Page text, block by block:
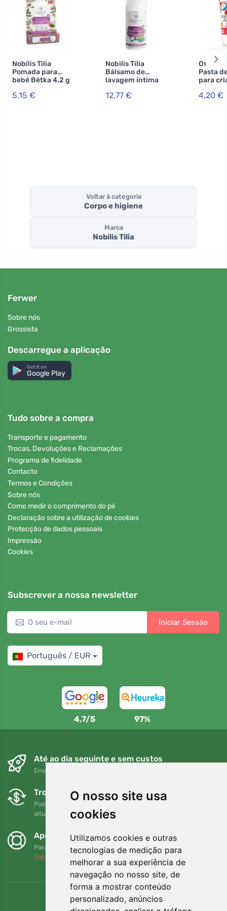
O nosso site usa
cookies
Utilizamos cookies e outras
tecnologias de medição para
melhorar a sua experiência de
navegação no nosso site, de
forma a mostrar conteúdo
personalizado, anúncios
Nobilis Tilia
Pomada para
bebé Bětka 4,2 g
5,15 €
Nobilis Tilia
Bálsamo de
lavagem íntima
Jůlinka 100 ml
12,77 €
Officina
Pasta
para
(75 ml)
4,20 €
Voltar à categoria
Corpo e higiene
Marca
Nobilis Tilia
Ferwer
Sobre nós
Grossista
Descarregue a aplicação
Get it on
Google Play
Tudo sobre a compra
Transporte e pagamento
Trocas, Devoluções e Reclamações
Programa de fidelidade
Contacto
Termos e Condições
Sobre nós
Como medir o comprimento do pé
Declaração sobre a utilização de cookies
Protecção de dados pessoais
Impressão
Cookies
Subscrever a nossa newsletter
Iniciar Sessão
Português / EUR
4,7/5 97%
Até ao dia seguinte e sem custos
Envio gratuito para encomendas superiores a 80 EUR
Trocas e devoluções gratuitas
Pode devolver ou trocar a sua encomenda em qualquer
altura no prazo de 90 dias
Apoiamos a Trees.org
Para cada encomenda plantamos uma árvore! Leia mais
Sobre nós